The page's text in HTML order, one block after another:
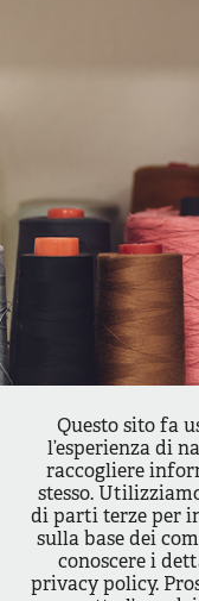
Questo sito fa
l’esperienza di
raccogliere
stesso.
di parti terze per
sulla base dei
conoscere i
privacy policy.